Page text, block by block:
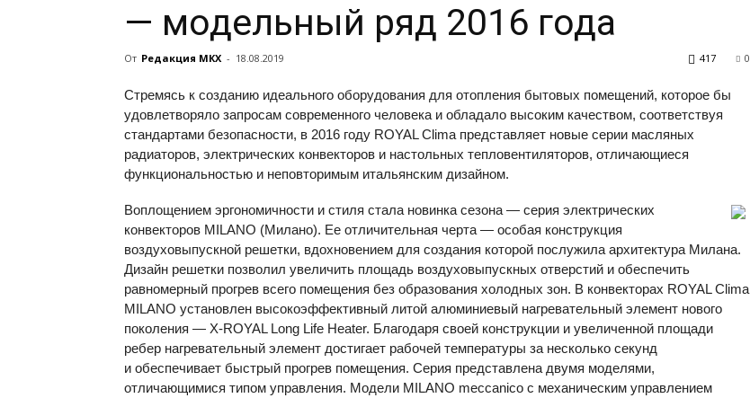
— модельный ряд 2016 года
От Редакция МКХ - 18.08.2019 0
417
Стремясь к созданию идеального оборудования для отопления бытовых помещений, которое бы
удовлетворяло запросам современного человека и обладало высоким качеством, соответствуя
стандартами безопасности, в 2016 году ROYALClima представляет новые серии масляных
радиаторов, электрических конвекторов и настольных тепловентиляторов, отличающиеся
функциональностью и неповторимым итальянским дизайном.
Воплощением эргономичности и стиля стала новинка сезона — серия электрических
конвекторов MILANO (Милано). Ее отличительная черта — особая конструкция
воздуховыпускной решетки, вдохновением для создания которой послужила архитектура Милана.
Дизайн решетки позволил увеличить площадь воздуховыпускных отверстий и обеспечить
равномерный прогрев всего помещения без образования холодных зон. В конвекторах ROYALClima
MILANO установлен высокоэффективный литой алюминиевый нагревательный элемент нового
поколения — X-ROYALLong Life Heater. Благодаря своей конструкции и увеличенной площади
ребер нагревательный элемент достигает рабочей температуры за несколько секунд
и обеспечивает быстрый прогрев помещения. Серия представлена двумя моделями,
отличающимися типом управления. Модели MILANO meccanico с механическим управлением